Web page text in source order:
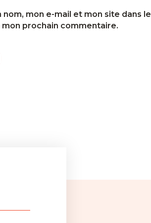
mon e-mail et mon site dans le
prochain commentaire.